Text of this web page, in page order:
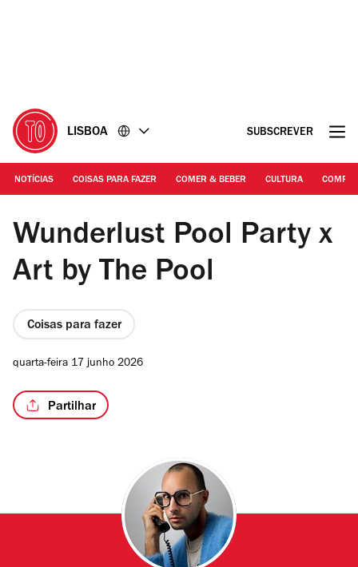
LISBOA SUBSCREVER
NOTÍCIAS COISAS PARA FAZER COMER & BEBER CULTURA
DR | Quinta Mira Rio
Wunderlust Pool Party x
Art by The Pool
Coisas para fazer
quarta-feira 17 junho 2026
Partilhar